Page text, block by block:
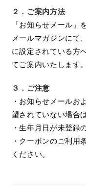
２． ご案内方法
「お知らせメール」
メールマガジンにて
に設定されている方
てご案内いたします。
３． ご注意
・お知らせメールお
望されていない場合
・生年月日が未登録
・クーポンのご利用
ください。